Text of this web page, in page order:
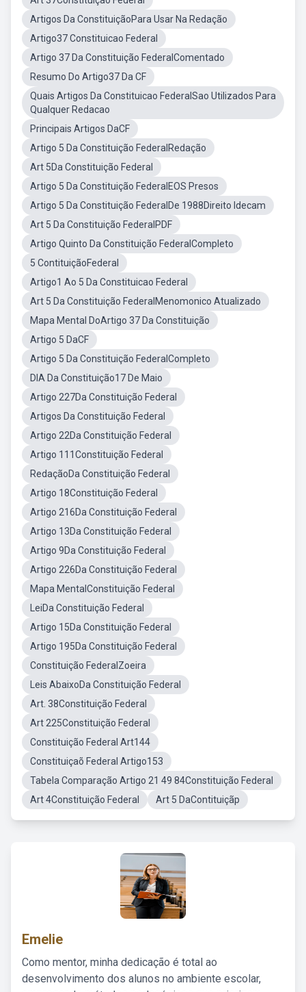
Artigos Da ConstituiçãoPara Usar Na Redação
Artigo37 Constituicao Federal
Artigo 37 Da Constituição FederalComentado
Resumo Do Artigo37 Da CF
Quais Artigos Da Constituicao FederalSao Utilizados Para
Qualquer Redacao
Principais Artigos DaCF
Artigo 5 Da Constituição FederalRedação
Art 5Da Constituição Federal
Artigo 5 Da Constituição FederalEOS Presos
Artigo 5 Da Constituição FederalDe 1988Direito Idecam
Art 5 Da Constituição FederalPDF
Artigo Quinto Da Constituição FederalCompleto
5 ContituiçãoFederal
Artigo1 Ao 5 Da Constituicao Federal
Art 5 Da Constituição FederalMenomonico Atualizado
Mapa Mental DoArtigo 37 Da Constituição
Artigo 5 DaCF
Artigo 5 Da Constituição FederalCompleto
DIA Da Constituição17 De Maio
Artigo 227Da Constituição Federal
Artigos Da Constituição Federal
Artigo 22Da Constituição Federal
Artigo 111Constituição Federal
RedaçãoDa Constituição Federal
Artigo 18Constituição Federal
Artigo 216Da Constituição Federal
Artigo 13Da Constituição Federal
Artigo 9Da Constituição Federal
Artigo 226Da Constituição Federal
Mapa MentalConstituição Federal
LeiDa Constituição Federal
Artigo 15Da Constituição Federal
Artigo 195Da Constituição Federal
Constituição FederalZoeira
Leis AbaixoDa Constituição Federal
Art. 38Constituição Federal
Art 225Constituição Federal
Constituição Federal Art144
Constituiçaõ Federal Artigo153
Tabela Comparação Artigo 21 49 84Constituição Federal
Art 4Constituição Federal
Art 5 DaContituiçãp
Emelie
Como mentor, minha dedicação é total ao
desenvolvimento dos alunos no ambiente escolar,